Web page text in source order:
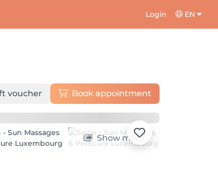
Login EN
voucher Book appointment
Show more